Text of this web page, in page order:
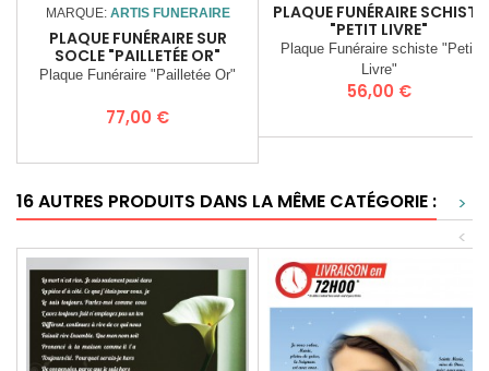
MARQUE: ARTIS FUNERAIRE
PLAQUE FUNÉRAIRE SUR
SOCLE "PAILLETÉE OR"
Plaque Funéraire "Pailletée Or"
Prix
77,00 €
PLAQUE FUNÉRAIRE SCHISTE
"PETIT LIVRE"
Plaque Funéraire schiste "Petit
Livre"
Prix
56,00 €
16 AUTRES PRODUITS DANS LA MÊME CATÉGORIE :
>
<